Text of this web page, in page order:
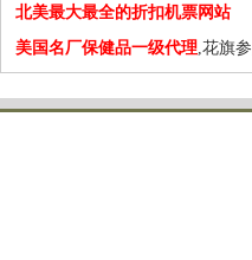
北美最大最全的折扣机票网站
美国名厂保健品一级代理,花旗